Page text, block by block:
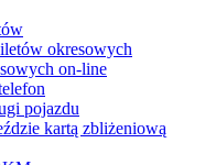
okresowych
on-line
pojazdu
kartą zbliżeniową